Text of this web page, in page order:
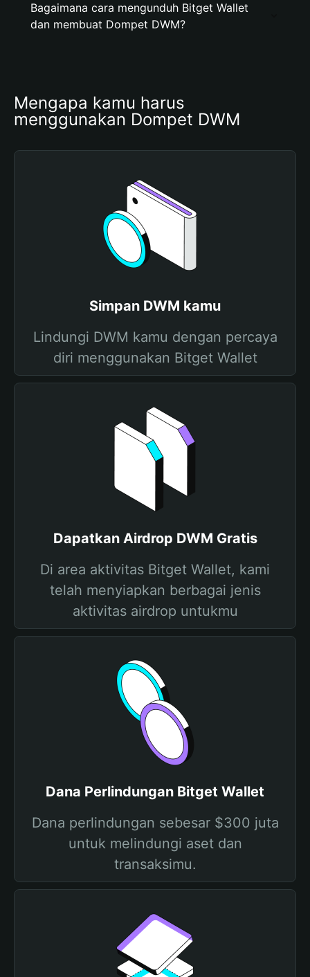
Bagaimana cara mengunduh Bitget Wallet
dan membuat Dompet DWM?
Mengapa kamu harus
menggunakan Dompet DWM
Simpan DWM kamu
Lindungi DWM kamu dengan percaya
diri menggunakan Bitget Wallet
Dapatkan Airdrop DWM Gratis
Di area aktivitas Bitget Wallet, kami
telah menyiapkan berbagai jenis
aktivitas airdrop untukmu
Dana Perlindungan Bitget Wallet
Dana perlindungan sebesar $300 juta
untuk melindungi aset dan
transaksimu.